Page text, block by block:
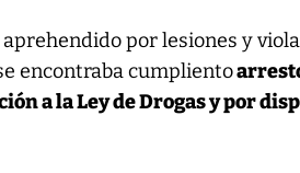
por lesiones y
encontraba cumpliento
a la Ley de Drogas y por